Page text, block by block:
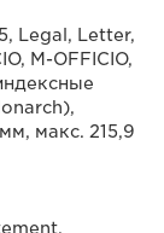
Legal, Letter,
M-OFFICIO,
макс. 215,9